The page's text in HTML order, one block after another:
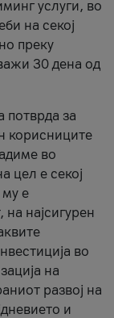
услуги, во
на секој
преку
30 дена од
потврда за
корисниците
во
цел е секој
е
најсигурен
во
на
развој на
и